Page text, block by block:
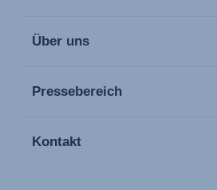
Über uns
Pressebereich
Kontakt